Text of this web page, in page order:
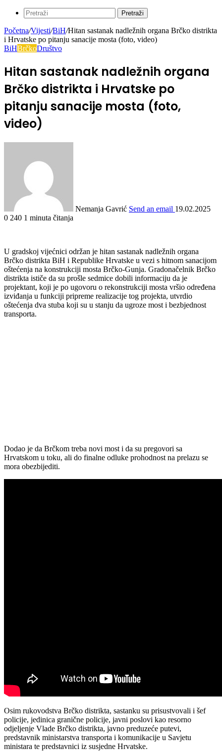
Pretraži
Početna/Vijesti/BiH/Hitan sastanak nadležnih organa Brčko distrikta
i Hrvatske po pitanju sanacije mosta (foto, video)
BiHBrčkoDruštvo
Hitan sastanak nadležnih organa
Brčko distrikta i Hrvatske po
pitanju sanacije mosta (foto,
video)
Nemanja Gavrić Send an email 19.02.2025
0 240 1 minuta čitanja
U gradskoj vijećnici održan je hitan sastanak nadležnih organa
Brčko distrikta BiH i Republike Hrvatske u vezi s hitnom sanacijom
oštećenja na konstrukciji mosta Brčko-Gunja. Gradonačelnik Brčko
distrikta ističe da su prošle sedmice dobili informaciju da je
projektant, koji je po ugovoru o rekonstrukciji mosta vršio određena
izviđanja u funkciji pripreme realizacije tog projekta, utvrdio
oštećenja dva stuba koji su u stanju da ugroze most i bezbjednost
transporta.
Dodao je da Brčkom treba novi most i da su pregovori sa
Hrvatskom u toku, ali do finalne odluke prohodnost na prelazu se
mora obezbijediti.
Osim rukovodstva Brčko distrikta, sastanku su prisustvovali i šef
policije, jedinica granične policije, javni poslovi kao resorno
odjeljenje Vlade Brčko distrikta, javno preduzeće putevi,
predstavnik ministarstva transporta i komunikacije u Savjetu
ministara te predstavnici iz susjedne Hrvatske.